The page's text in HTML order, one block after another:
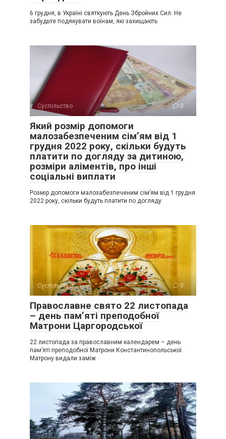
6 грудня, в Україні святкують День Збройних Сил. Не
забудьте подякувати воїнам, які захищають
Суспільство 0
Який розмір допомоги
малозабезпеченим сім’ям від 1
грудня 2022 року, скільки будуть
платити по догляду за дитиною,
розміри аліментів, про інші
соціальні виплати
Розмір допомоги малозабезпеченим сім’ям від 1 грудня
2022 року, скільки будуть платити по догляду
Суспільство 0
Православне свято 22 листопада
– день пам’яті преподобної
Матрони Царгородської
22 листопада за православним календарем – день
пам’яті преподобної Матрони Константинопольської.
Матрону видали заміж